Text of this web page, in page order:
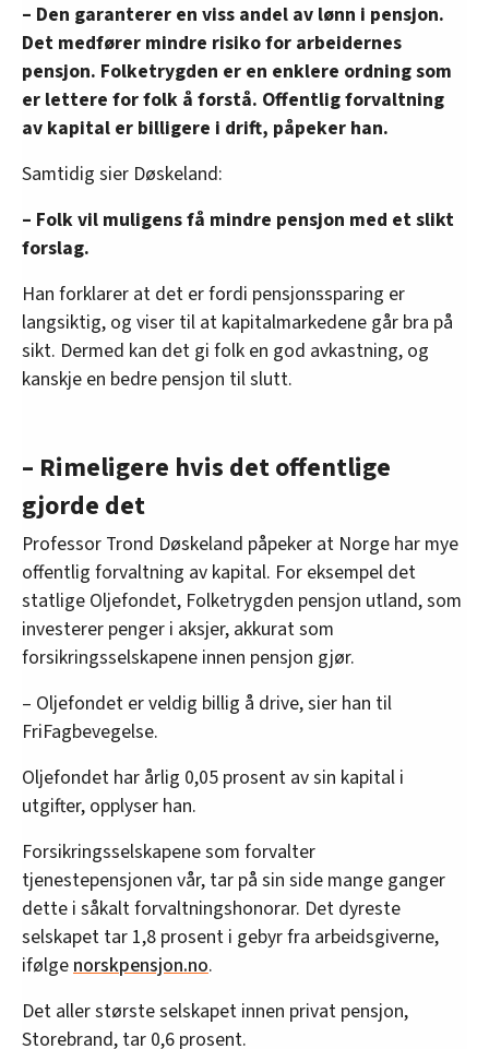
– Den garanterer en viss andel av lønn i pensjon.
Det medfører mindre risiko for arbeidernes
pensjon. Folketrygden er en enklere ordning som
er lettere for folk å forstå. Offentlig forvaltning
av kapital er billigere i drift, påpeker han.
Samtidig sier Døskeland:
– Folk vil muligens få mindre pensjon med et slikt
forslag.
Han forklarer at det er fordi pensjonssparing er
langsiktig, og viser til at kapitalmarkedene går bra på
sikt. Dermed kan det gi folk en god avkastning, og
kanskje en bedre pensjon til slutt.
– Rimeligere hvis det offentlige
gjorde det
Professor Trond Døskeland påpeker at Norge har mye
offentlig forvaltning av kapital. For eksempel det
statlige Oljefondet, Folketrygden pensjon utland, som
investerer penger i aksjer, akkurat som
forsikringsselskapene innen pensjon gjør.
– Oljefondet er veldig billig å drive, sier han til
FriFagbevegelse.
Oljefondet har årlig 0,05 prosent av sin kapital i
utgifter, opplyser han.
Forsikringsselskapene som forvalter
tjenestepensjonen vår, tar på sin side mange ganger
dette i såkalt forvaltningshonorar. Det dyreste
selskapet tar 1,8 prosent i gebyr fra arbeidsgiverne,
ifølgenorskpensjon.no.
Det aller største selskapet innen privat pensjon,
Storebrand, tar 0,6 prosent.